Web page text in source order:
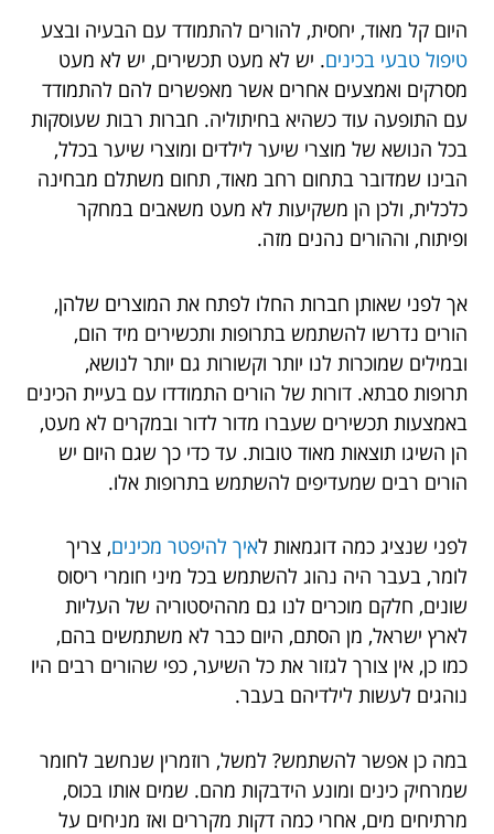
היום קל מאוד, יחסית, להורים להתמודד עם הבעיה ובצע
טיפול טבעי בכינים. יש לא מעט תכשירים, יש לא מעט
מסרקים ואמצעים אחרים אשר מאפשרים להם להתמודד
עם התופעה עוד כשהיא בחיתוליה. חברות רבות שעוסקות
בכל הנושא של מוצרי שיער לילדים ומוצרי שיער בכלל,
הבינו שמדובר בתחום רחב מאוד, תחום משתלם מבחינה
כלכלית, ולכן הן משקיעות לא מעט משאבים במחקר
ופיתוח, וההורים נהנים מזה.
אך לפני שאותן חברות החלו לפתח את המוצרים שלהן,
הורים נדרשו להשתמש בתרופות ותכשירים מיד הום,
ובמילים שמוכרות לנו יותר וקשורות גם יותר לנושא,
תרופות סבתא. דורות של הורים התמודדו עם בעיית הכינים
באמצעות תכשירים שעברו מדור לדור ובמקרים לא מעט,
הן השיגו תוצאות מאוד טובות. עד כדי כך שגם היום יש
הורים רבים שמעדיפים להשתמש בתרופות אלו.
לפני שנציג כמה דוגמאות לאיך להיפטר מכינים, צריך
לומר, בעבר היה נהוג להשתמש בכל מיני חומרי ריסוס
שונים, חלקם מוכרים לנו גם מההיסטוריה של העליות
לארץ ישראל, מן הסתם, היום כבר לא משתמשים בהם,
כמו כן, אין צורך לגזור את כל השיער, כפי שהורים רבים היו
נוהגים לעשות לילדיהם בעבר.
במה כן אפשר להשתמש? למשל, רוזמרין שנחשב לחומר
שמרחיק כינים ומונע הידבקות מהם. שמים אותו בכוס,
מרתיחים מים, אחרי כמה דקות מקררים ואז מניחים על